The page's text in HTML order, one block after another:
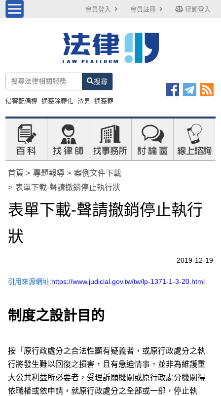
會員登入 會員註冊 律師登入
搜尋
侵害配偶權 通姦除罪化 渣男 通姦罪
首頁 專題報導
案例文件下載
表單下載-聲請撤銷停止執行狀
表單下載-聲請撤銷停止執行
狀
2019-12-19
引用來源網址:https://www.judicial.gov.tw/tw/lp-1371-1-3-20.html
制度之設計目的
按「原行政處分之合法性顯有疑義者，或原行政處分之執
行將發生難以回復之損害，且有急迫情事，並非為維護重
大公共利益所必要者，受理訴願機關或原行政處分機關得
依職權或依申請，就原行政處分之全部或一部，停止執